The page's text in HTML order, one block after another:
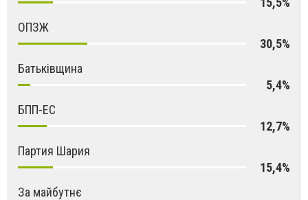
ОПЗЖ
30,5%
Батьківщина
5,4%
БПП-ЕС
12,7%
Партия Шария
15,4%
За майбутнє